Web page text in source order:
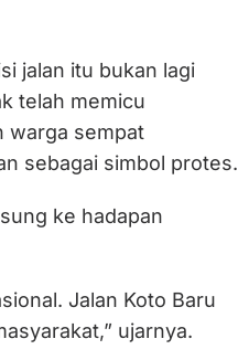
jalan itu bukan lagi
telah memicu
warga sempat
sebagai simbol protes.
ke hadapan
Jalan Koto Baru
ujarnya.